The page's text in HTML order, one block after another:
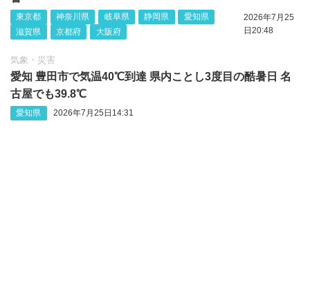
東京都 神奈川県 岐阜県 静岡県
愛知県
滋賀県
京都府 大阪府
2026年7月25
日20:48
気象・災害
愛知 豊田市で気温40℃到達 県内ことし3度目の酷暑日 名
古屋でも39.8℃
愛知県 2026年7月25日14:31